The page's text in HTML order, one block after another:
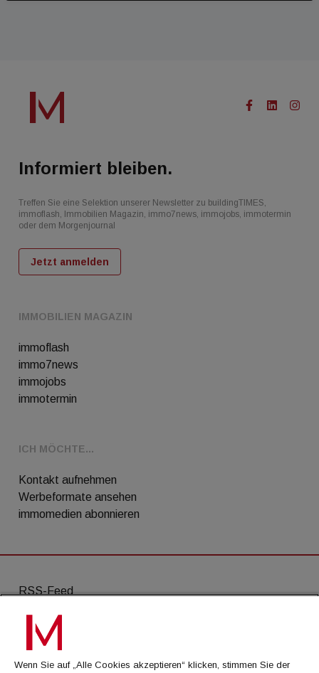
IMMOBILIEN MAGAZIN
immoflash
immo7news
immojobs
immotermin
ICH MÖCHTE...
Kontakt aufnehmen
Werbeformate ansehen
immomedien abonnieren
Informiert bleiben.
Treffen Sie eine Selektion unserer Newsletter zu buildingTIMES,
immoflash, Immobilien Magazin, immo7news, immojobs, immotermin
oder dem Morgenjournal
Jetzt anmelden
RSS-Feed
AGB
Datenschutz
Kontakt
Wenn Sie auf „Alle Cookies akzeptieren“ klicken, stimmen Sie der